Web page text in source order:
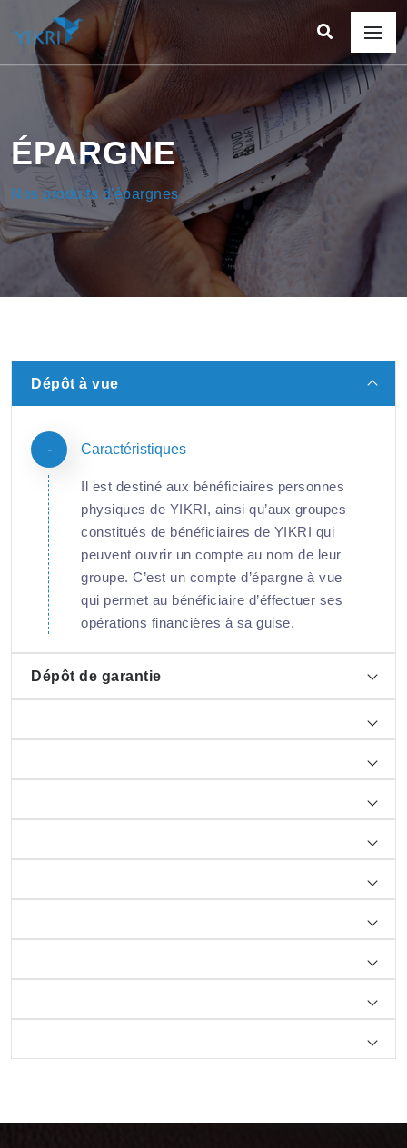
ÉPARGNE
Nos produits d'épargnes
Dépôt à vue
Caractéristiques
Il est destiné aux bénéficiaires personnes
physiques de YIKRI, ainsi qu’aux groupes
constitués de bénéficiaires de YIKRI qui
peuvent ouvrir un compte au nom de leur
groupe. C’est un compte d’épargne à vue
qui permet au bénéficiaire d’éffectuer ses
opérations financières à sa guise.
Dépôt de garantie